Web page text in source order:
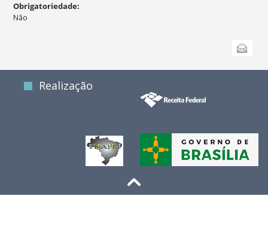
Obrigatoriedade:
Não
Realização